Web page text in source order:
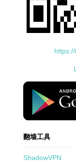
standard-
翻墙工具
ShadowVPN